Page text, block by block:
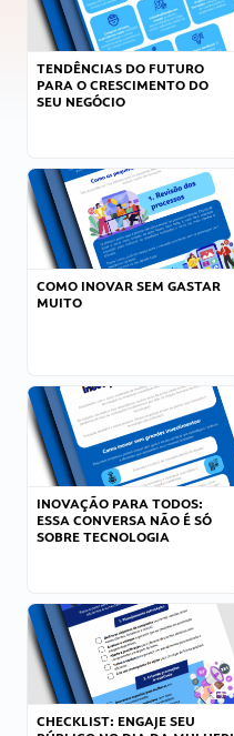
TENDÊNCIAS DO FUTURO
PARA O CRESCIMENTO DO
SEU NEGÓCIO
COMO INOVAR SEM GASTAR
MUITO
INOVAÇÃO PARA TODOS:
ESSA CONVERSA NÃO É SÓ
SOBRE TECNOLOGIA
CHECKLIST: ENGAJE SEU